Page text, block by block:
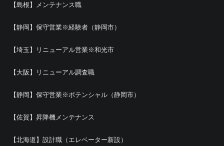
【島根】メンテナンス職
【静岡】保守営業※経験者（静岡市）
【埼玉】リニューアル営業※和光市
【大阪】リニューアル調査職
【静岡】保守営業※ポテンシャル（静岡市）
【佐賀】昇降機メンテナンス
【北海道】設計職（エレベーター新設）